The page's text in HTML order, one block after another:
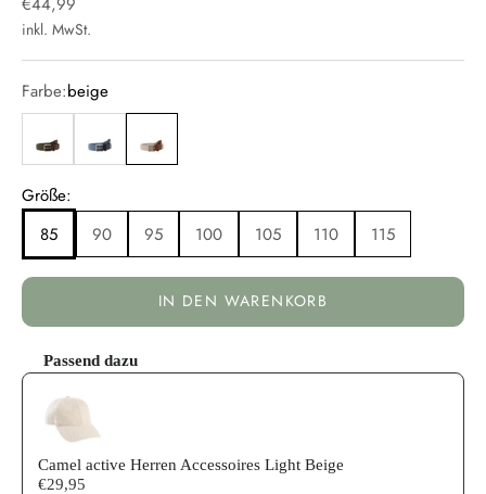
inkl. MwSt.
Farbe:beige
Größe:
85
90 95 100 105 110 115
IN DEN WARENKORB
Passend dazu
Use the Previous and Next buttons to navigate through product
Camel active Herren Accessoires Light Beige
€29,95